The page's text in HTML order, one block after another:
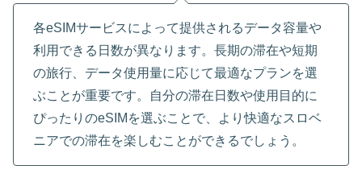
各eSIMサービスによって提供されるデータ容量や
利用できる日数が異なります。長期の滞在や短期
の旅行、データ使用量に応じて最適なプランを選
ぶことが重要です。自分の滞在日数や使用目的に
ぴったりのeSIMを選ぶことで、より快適なスロベ
ニアでの滞在を楽しむことができるでしょう。